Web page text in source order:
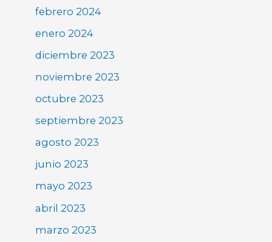
febrero 2024
enero 2024
diciembre 2023
noviembre 2023
octubre 2023
septiembre 2023
agosto 2023
junio 2023
mayo 2023
abril 2023
marzo 2023